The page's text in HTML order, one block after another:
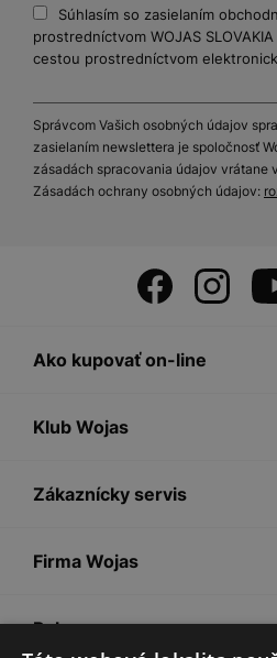
Súhlasím so zasielaním
prostredníctvom WOJAS
cestou prostredníctvom
Správcom Vašich osobných údajov
zasielaním newslettera je spoločnosť
zásadách spracovania údajov vrátane
Zásadách ochrany osobných údajov:
Ako kupovať on-line
Klub Wojas
Zákaznícky servis
Firma Wojas
Pokyny